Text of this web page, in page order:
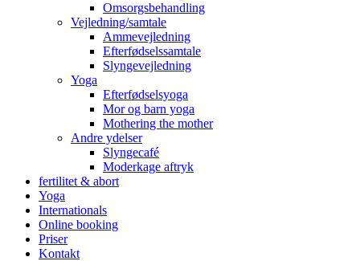
Omsorgsbehandling
Vejledning/samtale
Ammevejledning
Efterfødselssamtale
Slyngevejledning
Yoga
Efterfødselsyoga
Mor og barn yoga
Mothering the mother
Andre ydelser
Slyngecafé
Moderkage aftryk
fertilitet & abort
Yoga
Internationals
Online booking
Priser
Kontakt